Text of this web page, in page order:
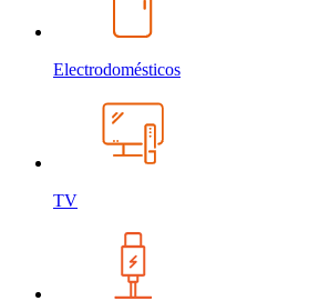
Electrodomésticos
TV